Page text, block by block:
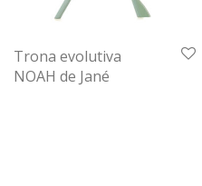
Trona evolutiva
NOAH de Jané